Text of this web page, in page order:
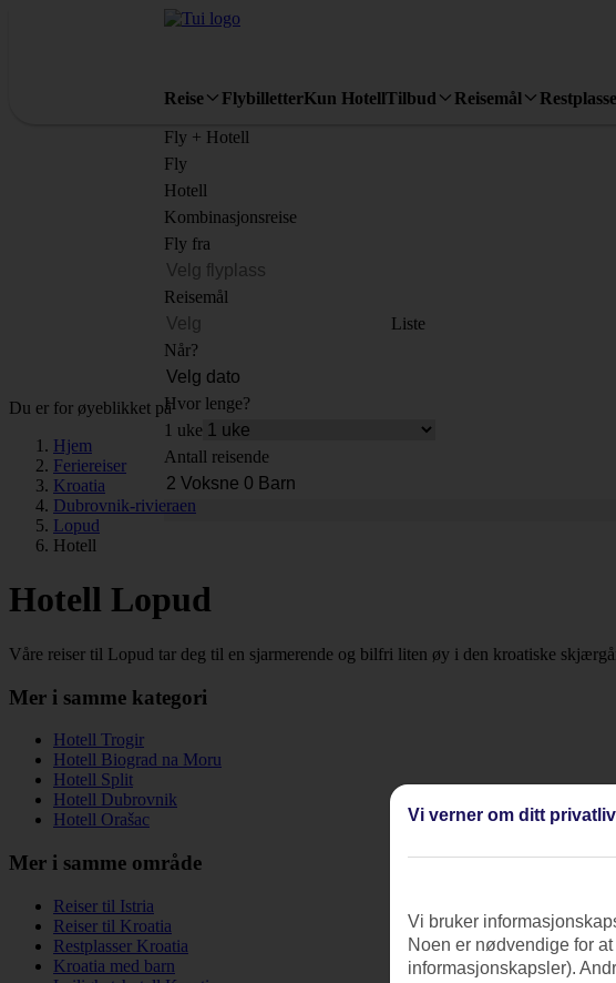
Reise FlybilletterKun HotellTilbud Reisemål
Fly + Hotell
Fly
Hotell
Kombinasjonsreise
Fly fra
Reisemål
Liste
Når?
Hvor lenge?
1 uke
Antall reisende
Du er for øyeblikket på
Hjem
Feriereiser
Kroatia
Dubrovnik-rivieraen
Lopud
Hotell
Hotell Lopud
Våre reiser til Lopud tar deg til en sjarmerende og bilfri liten øy i den kroatiske
Mer i samme kategori
Hotell Trogir
Hotell Biograd na Moru
Hotell Split
Hotell Dubrovnik
Hotell Orašac
Mer i samme område
Reiser til Istria
Reiser til Kroatia
Restplasser Kroatia
Kroatia med barn
Vi verner om ditt privatliv
Vi bruker
Noen er nødvendige for
informasjonskapsler).